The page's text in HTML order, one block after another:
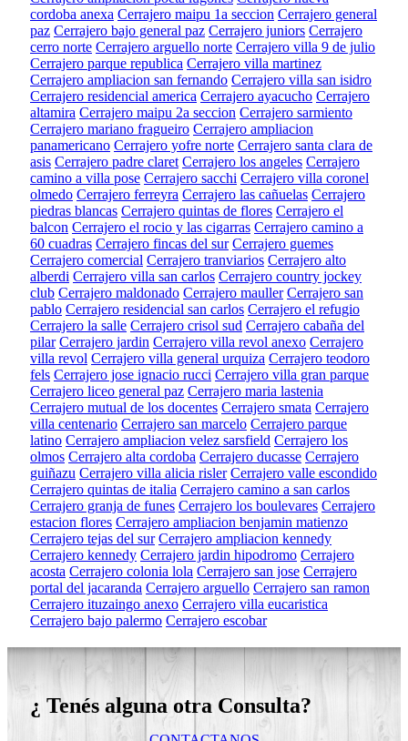
cordoba anexa Cerrajero maipu 1a seccion Cerrajero general
paz Cerrajero bajo general paz Cerrajero juniors Cerrajero
cerro norte Cerrajero arguello norte Cerrajero villa 9 de julio
Cerrajero parque republica Cerrajero villa martinez
Cerrajero ampliacion san fernando Cerrajero villa san isidro
Cerrajero residencial america Cerrajero ayacucho Cerrajero
altamira Cerrajero maipu 2a seccion Cerrajero sarmiento
Cerrajero mariano fragueiro Cerrajero ampliacion
panamericano Cerrajero yofre norte Cerrajero santa clara de
asis Cerrajero padre claret Cerrajero los angeles Cerrajero
camino a villa pose Cerrajero sacchi Cerrajero villa coronel
olmedo Cerrajero ferreyra Cerrajero las cañuelas Cerrajero
piedras blancas Cerrajero quintas de flores Cerrajero el
balcon Cerrajero el rocio y las cigarras Cerrajero camino a
60 cuadras Cerrajero fincas del sur Cerrajero guemes
Cerrajero comercial Cerrajero tranviarios Cerrajero alto
alberdi Cerrajero villa san carlos Cerrajero country jockey
club Cerrajero maldonado Cerrajero mauller Cerrajero san
pablo Cerrajero residencial san carlos Cerrajero el refugio
Cerrajero la salle Cerrajero crisol sud Cerrajero cabaña del
pilar Cerrajero jardin Cerrajero villa revol anexo Cerrajero
villa revol Cerrajero villa general urquiza Cerrajero teodoro
fels Cerrajero jose ignacio rucci Cerrajero villa gran parque
Cerrajero liceo general paz Cerrajero maria lastenia
Cerrajero mutual de los docentes Cerrajero smata Cerrajero
villa centenario Cerrajero san marcelo Cerrajero parque
latino Cerrajero ampliacion velez sarsfield Cerrajero los
olmos Cerrajero alta cordoba Cerrajero ducasse Cerrajero
guiñazu Cerrajero villa alicia risler Cerrajero valle escondido
Cerrajero quintas de italia Cerrajero camino a san carlos
Cerrajero granja de funes Cerrajero los boulevares Cerrajero
estacion flores Cerrajero ampliacion benjamin matienzo
Cerrajero tejas del sur Cerrajero ampliacion kennedy
Cerrajero kennedy Cerrajero jardin hipodromo Cerrajero
acosta Cerrajero colonia lola Cerrajero san jose Cerrajero
portal del jacaranda Cerrajero arguello Cerrajero san ramon
Cerrajero ituzaingo anexo Cerrajero villa eucaristica
Cerrajero bajo palermo Cerrajero escobar
¿ Tenés alguna otra Consulta?